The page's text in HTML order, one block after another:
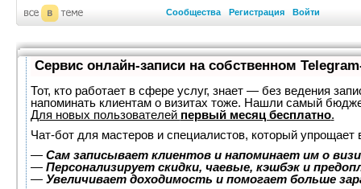
Сообщества Регистрация Войти
Сервис онлайн-записи на собственном
Тот, кто работает в сфере услуг, знает — без ведения
напоминать клиентам о визитах тоже. Нашли самый
Для новых пользователей первый месяц бесплатно.
Чат-бот для мастеров и специалистов, который упрощает
— Сам записывает клиентов и напоминает им о
— Персонализирует скидки, чаевые, кэшбэк и
— Увеличивает доходимость и помогает больше